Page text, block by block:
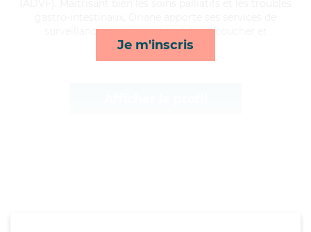
Je m'inscris
surveillance de nuit, mobilité, lever/coucher et
compagnie/loisirs*